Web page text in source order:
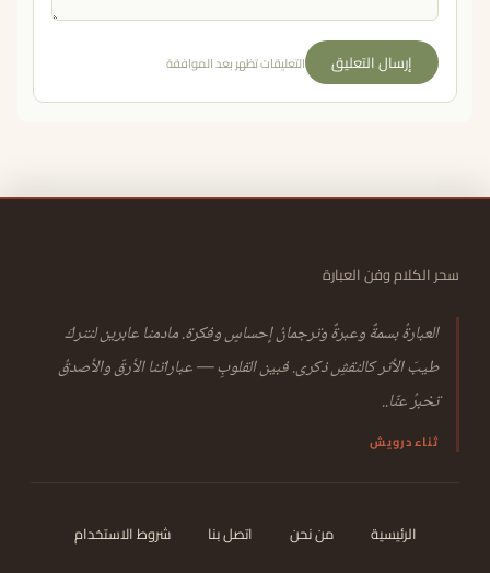
إرسال التعليق التعليقات تظهر بعد الموافقة
سحر الكلام وفن العبارة
العبارةُ بسمةٌ وعبرةٌ وترجمانُ إحساسٍ وفكرة. مادمنا عابرين لنتركَ
طيبَ الأثر كالنقشِ ذكرى. فبين القلوبِ — عباراتنا الأرقّ والأصدقُ
تخبرُ عنّا..
ثناء درويش
الرئيسية من نحن اتصل بنا
شروط الاستخدام